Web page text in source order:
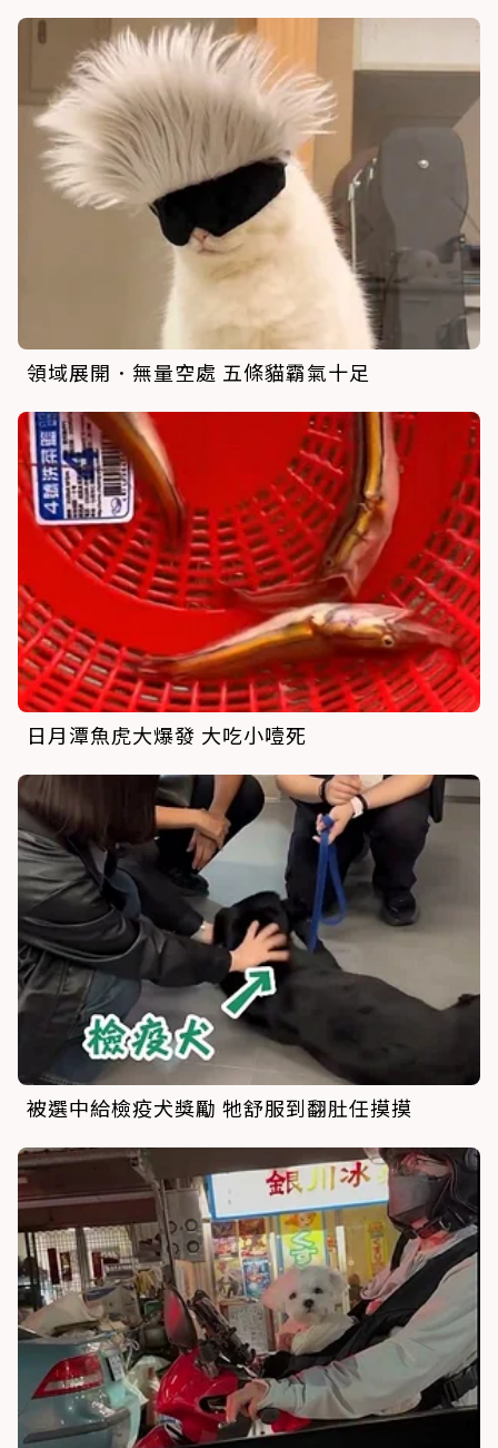
領域展開．無量空處 五條貓霸氣十足
日月潭魚虎大爆發 大吃小噎死
被選中給檢疫犬獎勵 牠舒服到翻肚任摸摸